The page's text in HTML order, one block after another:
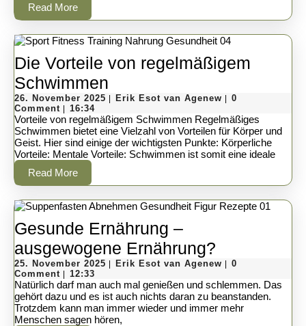
Read MoreRead
More
Die Vorteile von regelmäßigem
Schwimmen
Vorteile
von
regelmäßigem
Schwimmen
26. November 2025 26.
2025
Erik Esot van Agenew Erik
van
Agenew
0
Comment
16:34
Vorteile von regelmäßigem Schwimmen Regelmäßiges
Schwimmen bietet eine Vielzahl von Vorteilen für Körper und
Geist. Hier sind einige der wichtigsten Punkte: Körperliche
Vorteile: Mentale Vorteile: Schwimmen ist somit eine ideale
Read MoreRead
More
Gesunde Ernährung –
ausgewogene Ernährung?
Ernährung
–
25. November 2025 25.
2025
Erik Esot van Agenew Erik
van
Agenew
0
Comment
12:33
Natürlich darf man auch mal genießen und schlemmen. Das
gehört dazu und es ist auch nichts daran zu beanstanden.
Trotzdem kann man immer wieder und immer mehr
Menschen sagen hören,